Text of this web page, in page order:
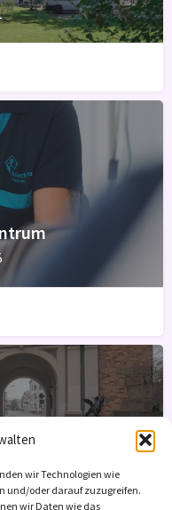
wir Technologien wie
und/oder darauf zuzugreifen.
wir Daten wie das
GmbH